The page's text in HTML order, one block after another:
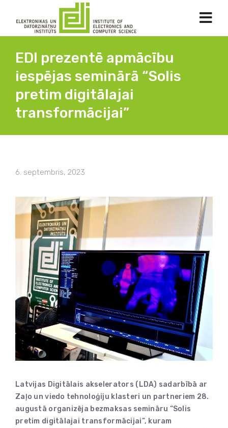
EDI prezentē apmācību
iespējas seminārā “Solis
pretim digitālajai
transformācijai”
6. septembris, 2023
Latvijas Digitālais akselerators (LDA) sadarbībā ar
Zaļo un viedo tehnoloģiju klasteri un partneriem 28.
augustā organizēja bezmaksas semināru “Solis
pretim digitālajai transformācijai”, kuram